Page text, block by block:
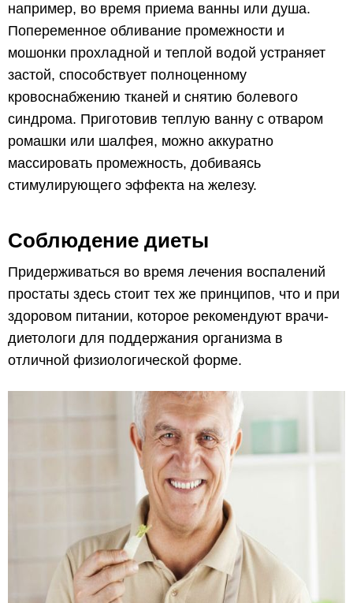
например, во время приема ванны или душа.
Попеременное обливание промежности и
мошонки прохладной и теплой водой устраняет
застой, способствует полноценному
кровоснабжению тканей и снятию болевого
синдрома. Приготовив теплую ванну с отваром
ромашки или шалфея, можно аккуратно
массировать промежность, добиваясь
стимулирующего эффекта на железу.
Соблюдение диеты
Придерживаться во время лечения воспалений
простаты здесь стоит тех же принципов, что и при
здоровом питании, которое рекомендуют врачи-
диетологи для поддержания организма в
отличной физиологической форме.